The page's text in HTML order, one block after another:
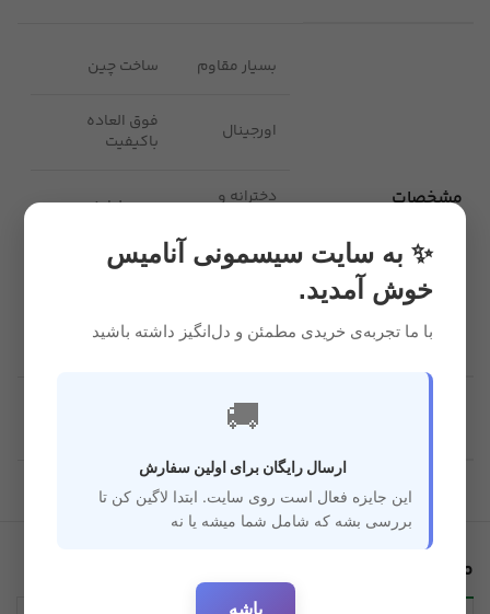
مشخصات
بسیار مقاوم ساخت چین
اورجینال
فوق العاده
باکیفیت
دخترانه و
نرم و لطیف
بدون
محصولات مرتبط
✨ به سایت سیسمونی آنامیس
خوش آمدید.
با ما تجربه‌ی خریدی مطمئن و دل‌انگیز داشته باشید
🚚
ارسال رایگان برای اولین سفارش
این جایزه فعال است روی سایت. ابتدا لاگین کن تا
بررسی بشه که شامل شما میشه یا نه
باشه